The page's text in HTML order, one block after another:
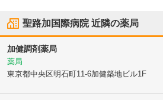
聖路加国際病院近隣の薬局
加健調剤薬局
薬局
東京都中央区明石町11-6加健築地ビル1F